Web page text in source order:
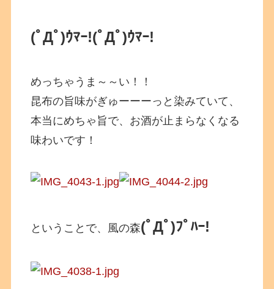
(ﾟДﾟ)ｳﾏｰ!(ﾟДﾟ)ｳﾏｰ!
めっちゃうま～～い！！
昆布の旨味がぎゅーーーっと染みていて、
本当にめちゃ旨で、お酒が止まらなくなる
味わいです！
ということで、風の森(ﾟДﾟ)ﾌﾟﾊｰ!